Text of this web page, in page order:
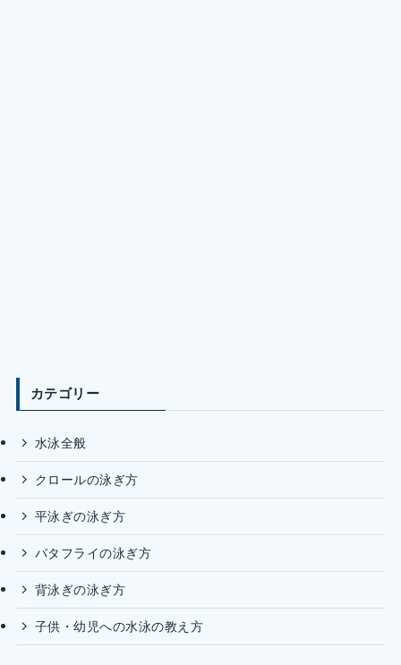
カテゴリー
水泳全般
クロールの泳ぎ方
平泳ぎの泳ぎ方
バタフライの泳ぎ方
背泳ぎの泳ぎ方
子供・幼児への水泳の教え方